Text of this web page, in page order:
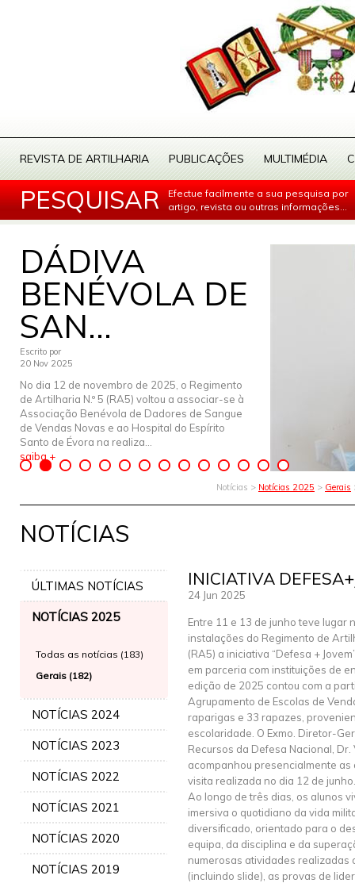
REVISTA DE ARTILHARIA PUBLICAÇÕES MULTIMÉDIA
PESQUISAR
Efectue facilmente a sua pesquisa por
artigo, revista ou outras informações...
DÁDIVA
BENÉVOLA DE
SAN...
Escrito por
20 Nov 2025
No dia 12 de novembro de 2025, o Regimento
de Artilharia N.º 5 (RA5) voltou a associar-se à
Associação Benévola de Dadores de Sangue
de Vendas Novas e ao Hospital do Espírito
Santo de Évora na realiza...
saiba +
Notícias > Notícias 2025 > Gerais
NOTÍCIAS
ÚLTIMAS NOTÍCIAS
NOTÍCIAS 2025
Todas as notícias (183)
Gerais (182)
NOTÍCIAS 2024
NOTÍCIAS 2023
NOTÍCIAS 2022
NOTÍCIAS 2021
NOTÍCIAS 2020
NOTÍCIAS 2019
INICIATIVA
24 Jun 2025
Entre 11 e 13 de junho teve lugar
instalações do Regimento de
(RA5) a iniciativa “Defesa +
em parceria com instituições de
edição de 2025 contou com a
Agrupamento de Escolas de
raparigas e 33 rapazes,
escolaridade. O Exmo. Diretor-
Recursos da Defesa Nacional,
acompanhou presencialmente
visita realizada no dia 12 de junho.
Ao longo de três dias, os alunos
imersiva o quotidiano da vida
diversificado, orientado para o
equipa, da disciplina e da
numerosas atividades
(incluindo slide), as provas de